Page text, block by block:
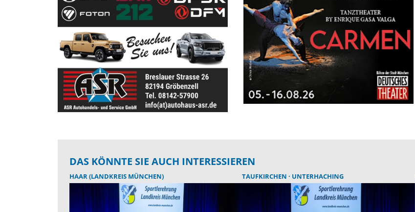
DAS KÖNNTE SIE AUCH INTERESSIEREN
HAAR (LANDKREIS MÜNCHEN) TAUFKIRCHEN UNTERHACHING